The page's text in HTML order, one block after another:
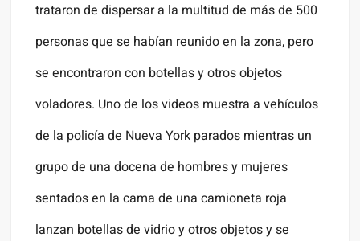
trataron de dispersar a la multitud de más de 500
personas que se habían reunido en la zona, pero
se encontraron con botellas y otros objetos
voladores. Uno de los videos muestra a vehículos
de la policía de Nueva York parados mientras un
grupo de una docena de hombres y mujeres
sentados en la cama de una camioneta roja
lanzan botellas de vidrio y otros objetos y se